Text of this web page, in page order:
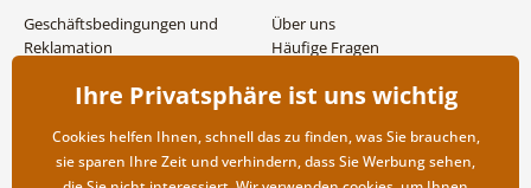
Geschäftsbedingungen und
Reklamation
Versand- und
Rücksendung der Ware
Über uns
Häufige Fragen
Großhandel und
Ihre Privatsphäre ist uns wichtig
Cookies helfen Ihnen, schnell das zu finden, was Sie brauchen,
sie sparen Ihre Zeit und verhindern, dass Sie Werbung sehen,